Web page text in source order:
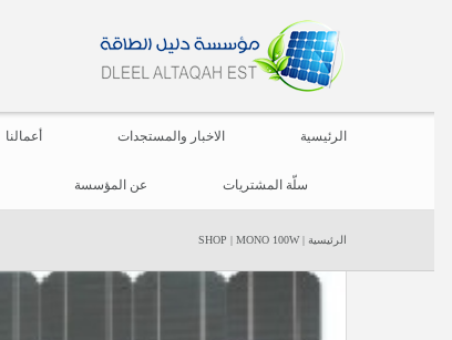
الرئيسية الاخبار والمستجدات أعمالنا
سلّة المشتريات عن المؤسسة
الرئيسية |
SHOP | MONO 100W